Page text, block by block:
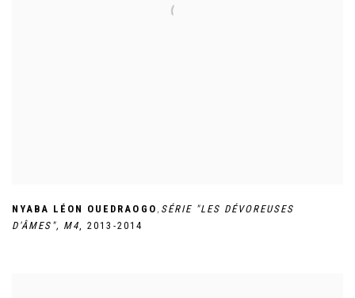
NYABA LÉON OUEDRAOGO , SÉRIE "LES DÉVOREUSES
D'ÂMES", M4,2013-2014